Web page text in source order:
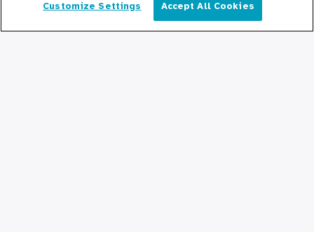
联系我们
简体中文
Customize Settings Accept All Cookies